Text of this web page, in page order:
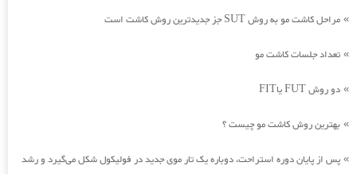
» مراحل کاشت مو به روش SUT جز جدیدترین روش کاشت است
» تعداد جلسات کاشت مو
» دو روش FUT یاFIT
» بهترین روش کاشت مو چیست ؟
» پس از پایان دوره استراحت، دوباره یک تار موی جدید در فولیکول شکل می‌گیرد و رشد